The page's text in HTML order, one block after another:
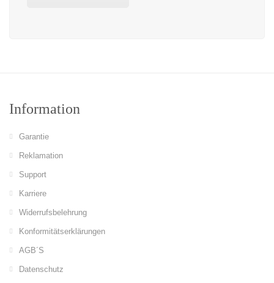
Information
Garantie
Reklamation
Support
Karriere
Widerrufsbelehrung
Konformitätserklärungen
AGB´S
Datenschutz